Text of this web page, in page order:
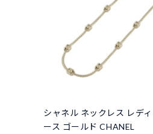
シャネル ネックレス レディ
ース ゴールド CHANEL